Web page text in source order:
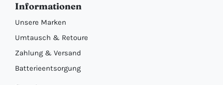
Informationen
Unsere Marken
Umtausch & Retoure
Zahlung & Versand
Batterieentsorgung